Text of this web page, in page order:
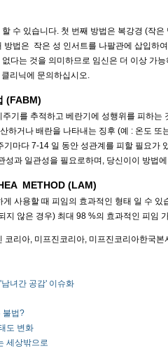
수 있습니다. 첫 번째 방법은 복강경 (작
방법은 작은 성 인서트를 나팔관에 삽입하
다는 것을 의미하므로 임신은 더 이상 가
리닉에 문의하십시오.
(FABM)
기를 추적하고 베란기에 성행위를 피하
하거나 배란을 나타내는 징후 (예 : 온도
마다 7-14 일 동안 성관계를 피할 필요
성과 일관성을 필요로하며, 당신이이 방법
METHOD (LAM)
사용할 때 피임의 효과적인 형태 일 수
지 않은 경우) 최대 98 %의 효과적인 피임
리아, 미프진코리아, 미프진코리아한국
녀간 공감' 이슈화
불법?
도 변화
세상밖으로